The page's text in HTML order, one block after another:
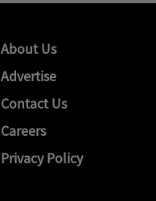
About Us
Advertise
Contact Us
Careers
Privacy Policy